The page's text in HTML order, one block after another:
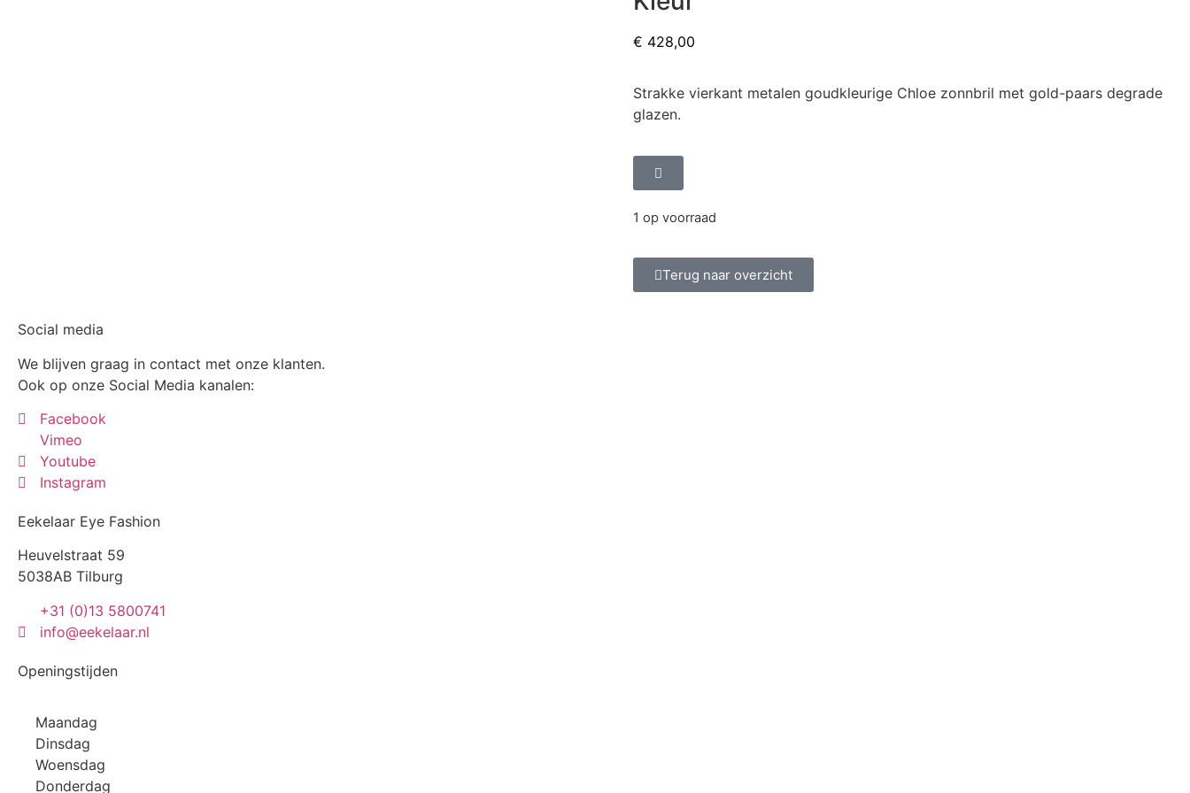
€ 428,00
Strakke vierkant metalen goudkleurige Chloe zonnbril met gold-paars degrade
glazen.
1 op voorraad
Terug naar overzicht
Social media
We blijven graag in contact met onze klanten.
Ook op onze Social Media kanalen:
Facebook
Vimeo
Youtube
Instagram
Eekelaar Eye Fashion
Heuvelstraat 59
5038AB Tilburg
+31 (0)13 5800741
info@eekelaar.nl
Openingstijden
Maandag
Dinsdag
Woensdag
Donderdag